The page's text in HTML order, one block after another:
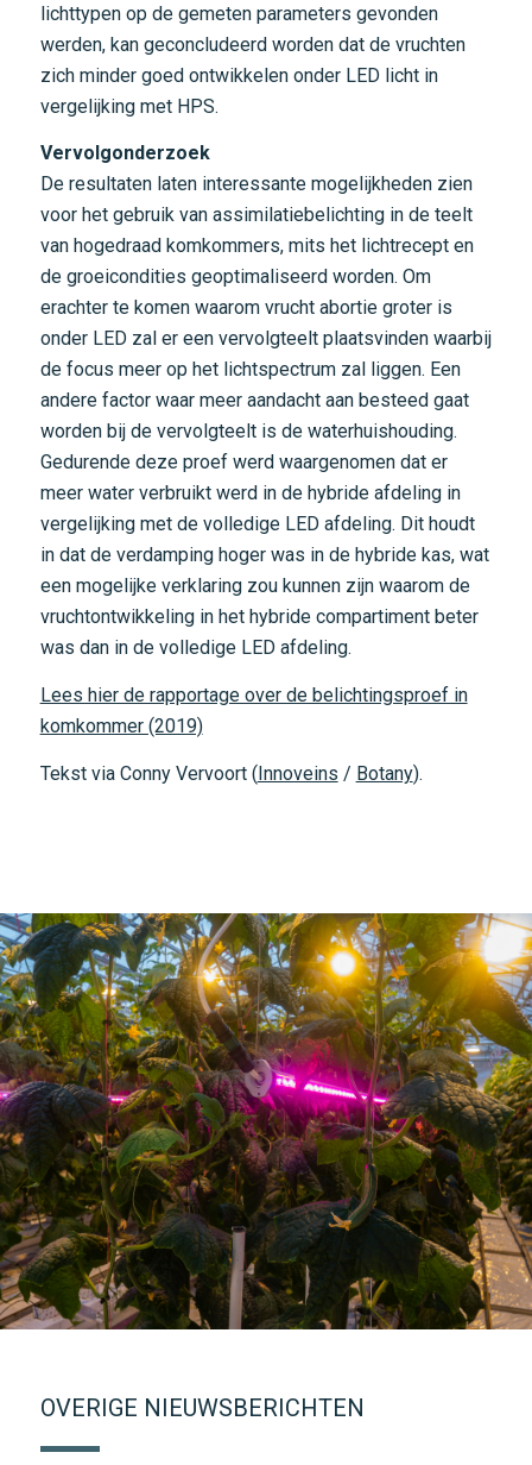
lichttypen op de gemeten parameters gevonden
werden, kan geconcludeerd worden dat de vruchten
zich minder goed ontwikkelen onder LED licht in
vergelijking met HPS.
Vervolgonderzoek
De resultaten laten interessante mogelijkheden zien
voor het gebruik van assimilatiebelichting in de teelt
van hogedraad komkommers, mits het lichtrecept en
de groeicondities geoptimaliseerd worden. Om
erachter te komen waarom vrucht abortie groter is
onder LED zal er een vervolgteelt plaatsvinden waarbij
de focus meer op het lichtspectrum zal liggen. Een
andere factor waar meer aandacht aan besteed gaat
worden bij de vervolgteelt is de waterhuishouding.
Gedurende deze proef werd waargenomen dat er
meer water verbruikt werd in de hybride afdeling in
vergelijking met de volledige LED afdeling. Dit houdt
in dat de verdamping hoger was in de hybride kas, wat
een mogelijke verklaring zou kunnen zijn waarom de
vruchtontwikkeling in het hybride compartiment beter
was dan in de volledige LED afdeling.
Lees hier de rapportage over de belichtingsproef in
komkommer (2019)
Tekst via Conny Vervoort (Innoveins / Botany).
OVERIGE NIEUWSBERICHTEN